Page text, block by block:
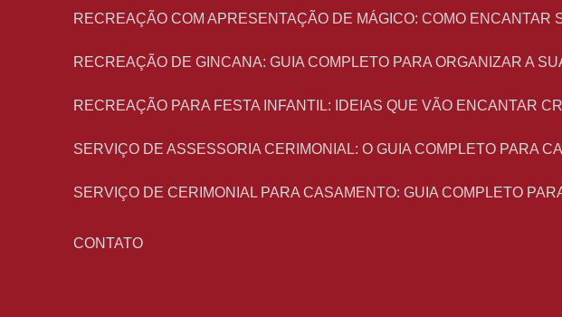
RECREAÇÃO COM APRESENTAÇÃO DE MÁGICO: COMO ENCANTAR
RECREAÇÃO DE GINCANA: GUIA COMPLETO PARA ORGANIZAR A
RECREAÇÃO PARA FESTA INFANTIL: IDEIAS QUE VÃO ENCANTAR
SERVIÇO DE ASSESSORIA CERIMONIAL: O GUIA COMPLETO PARA
SERVIÇO DE CERIMONIAL PARA CASAMENTO: GUIA COMPLETO
CONTATO